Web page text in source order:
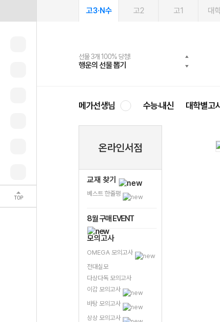
TOP
고3·N수 고2 고1 대
선물 3개 100% 당첨!
행운의 선물 뽑기
선물 100% 증정!
메가스터디 X 올리브
여름방학 스터디 캐시백
메가런 썸머스쿨
2027 러셀 단과
강사 공개선발
스마트러닝앱
설문 EVENT
메가패스
3일 무료 체험권
메가패스 수강생 무료혜택!
메가클럽 멤버십
사회공헌 캠페인
희망이룸 메가나눔
메가선생님 수능·내신 대학별고
온라인서점
교재 찾기
베스트 한줄평
8월 구매 EVENT
모의고사
OMEGA 모의고사
전대실모
다상다독 모의고사
이감 모의고사
바탕 모의고사
상상 모의고사